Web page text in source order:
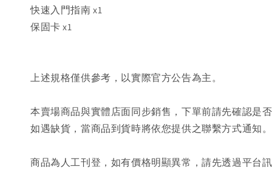
快速入門指南 x1
保固卡 x1
上述規格僅供參考，以實際官方公告為主。
本賣場商品與實體店面同步銷售，下單前請先確認是否
如遇缺貨，當商品到貨時將依您提供之聯繫方式通知。
商品為人工刊登，如有價格明顯異常，請先透過平台訊